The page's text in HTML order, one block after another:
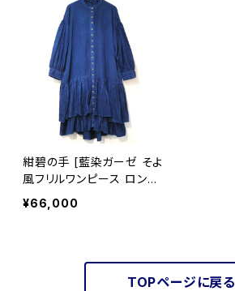
紺碧の手 [藍染ガーゼ そよ
風フリルワンピース ロング
スリーブ(長袖)] 天然藍染×
国産ガーゼ ※職人手染め
¥66,000
TOPページに戻る